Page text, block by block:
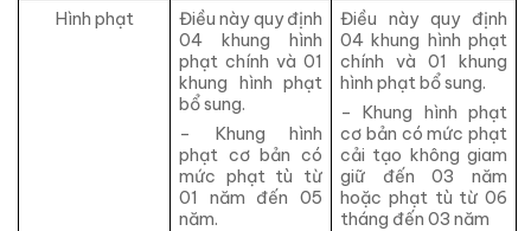
Hình phạt
Điều này quy định
04 khung hình
phạt chính và 01
khung hình phạt
bổ sung.
– Khung hình
phạt cơ bản có
mức phạt tù từ
01 năm đến 05
năm.
Điều này quy định
04 khung hình phạt
chính và 01 khung
hình phạt bổ sung.
– Khung hình phạt
cơ bản có mức phạt
cải tạo không giam
giữ đến 03 năm
hoặc phạt tù từ 06
tháng đến 03 năm